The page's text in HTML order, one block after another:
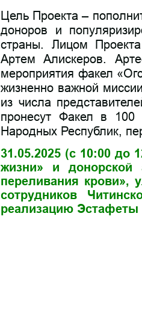
Цель Проекта –
доноров и
страны. Лицом
Артем Алискеров.
мероприятия факел
жизненно важной
из числа
пронесут Факел в 100
Народных Республик,
31.05.2025 (с 10:00 до
жизни» и донорской
переливания крови»,
сотрудников
реализацию Эстафеты